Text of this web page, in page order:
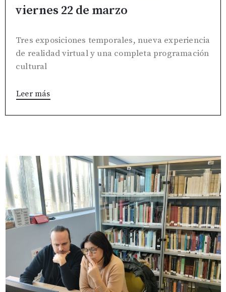
viernes 22 de marzo
Tres exposiciones temporales, nueva experiencia
de realidad virtual y una completa programación
cultural
Leer más